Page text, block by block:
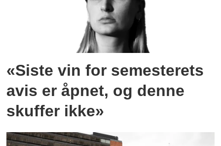
«Siste vin for semesterets
avis er åpnet, og denne
skuffer ikke»